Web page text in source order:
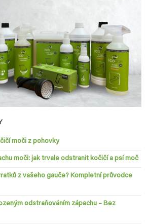
moči z pohovky
moči: jak trvale odstranit kočičí a psí moč
z vašeho gauče? Kompletní průvodce
odstraňováním zápachu – Bez